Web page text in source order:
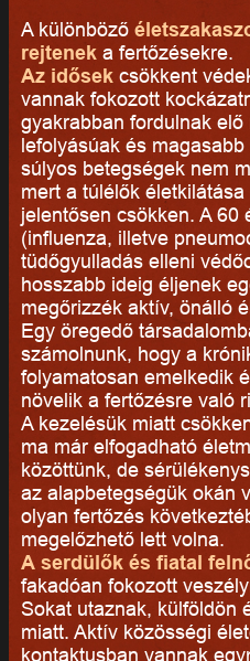
A különböző
rejteneka fertőzésekre.
Az idősekcsökkent
vannak fokozott
gyakrabban fordulnak
lefolyásúak és
súlyos betegségek nem
mert a túlélők
jelentősen csökken. A 60
(influenza, illetve
tüdőgyulladás elleni
hosszabb ideig éljenek
megőrizzék aktív, önálló
Egy öregedő
számolnunk, hogy a
folyamatosan emelkedik
növelik a fertőzésre való
A kezelésük miatt
ma már elfogadható
közöttünk, de
az alapbetegségük okán
olyan fertőzés
megelőzhető lett volna.
A serdülők és fiatal
fakadóan fokozott
Sokat utaznak, külföldön
miatt. Aktív közösségi
kontaktusban vannak